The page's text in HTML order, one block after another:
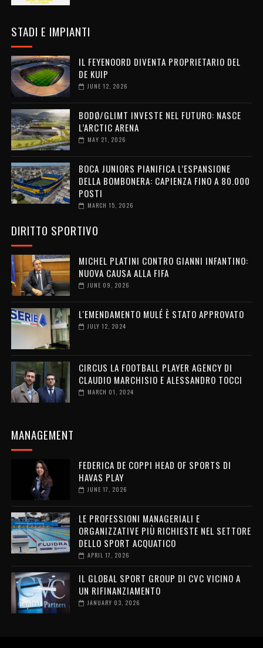
STADI E IMPIANTI
IL FEYENOORD DIVENTA PROPRIETARIO DEL
DE KUIP
JUNE 12, 2026
BODØ/GLIMT INVESTE NEL FUTURO: NASCE
L’ARCTIC ARENA
MAY 21, 2026
BOCA JUNIORS PIANIFICA L’ESPANSIONE
DELLA BOMBONERA: CAPIENZA FINO A 80.000
POSTI
MARCH 15, 2026
DIRITTO SPORTIVO
MICHEL PLATINI CONTRO GIANNI INFANTINO:
NUOVA CAUSA ALLA FIFA
JUNE 09, 2026
L'EMENDAMENTO MULÉ È STATO APPROVATO
JULY 12, 2024
CIRCUS LA FOOTBALL PLAYER AGENCY DI
CLAUDIO MARCHISIO E ALESSANDRO TOCCI
MARCH 01, 2024
MANAGEMENT
FEDERICA DE COPPI HEAD OF SPORTS DI
HAVAS PLAY
JUNE 17, 2026
LE PROFESSIONI MANAGERIALI E
ORGANIZZATIVE PIÙ RICHIESTE NEL SETTORE
DELLO SPORT ACQUATICO
APRIL 17, 2026
IL GLOBAL SPORT GROUP DI CVC VICINO A
UN RIFINANZIAMENTO
JANUARY 03, 2026